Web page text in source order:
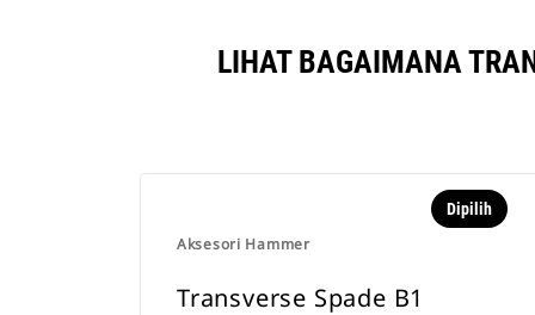
LIHAT BAGAIMANA
Aksesori Hammer
Dipilih
Transverse Spade B1